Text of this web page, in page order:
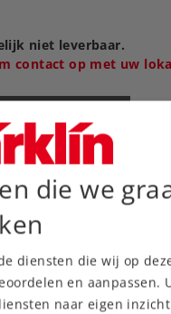
niet leverbaar.
contact op met uw
die we
diensten die wij op
en aanpassen.
naar eigen